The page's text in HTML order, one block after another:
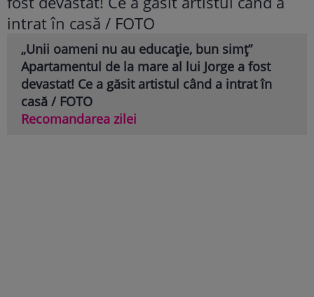
„Unii oameni nu au educație, bun simț”
Apartamentul de la mare al lui Jorge a fost
devastat! Ce a găsit artistul când a intrat în
casă / FOTO
Recomandarea zilei